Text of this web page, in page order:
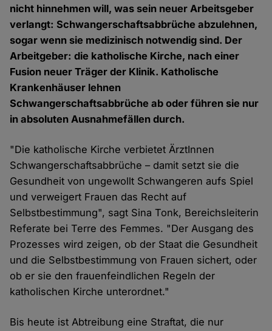
nicht hinnehmen will, was sein neuer Arbeitsgeber
verlangt: Schwangerschaftsabbrüche abzulehnen,
sogar wenn sie medizinisch notwendig sind. Der
Arbeitgeber: die katholische Kirche, nach einer
Fusion neuer Träger der Klinik. Katholische
Krankenhäuser lehnen
Schwangerschaftsabbrüche ab oder führen sie nur
in absoluten Ausnahmefällen durch.
"Die katholische Kirche verbietet ÄrztInnen
Schwangerschaftsabbrüche – damit setzt sie die
Gesundheit von ungewollt Schwangeren aufs Spiel
und verweigert Frauen das Recht auf
Selbstbestimmung", sagt Sina Tonk, Bereichsleiterin
Referate bei Terre des Femmes. "Der Ausgang des
Prozesses wird zeigen, ob der Staat die Gesundheit
und die Selbstbestimmung von Frauen sichert, oder
ob er sie den frauenfeindlichen Regeln der
katholischen Kirche unterordnet."
Bis heute ist Abtreibung eine Straftat, die nur